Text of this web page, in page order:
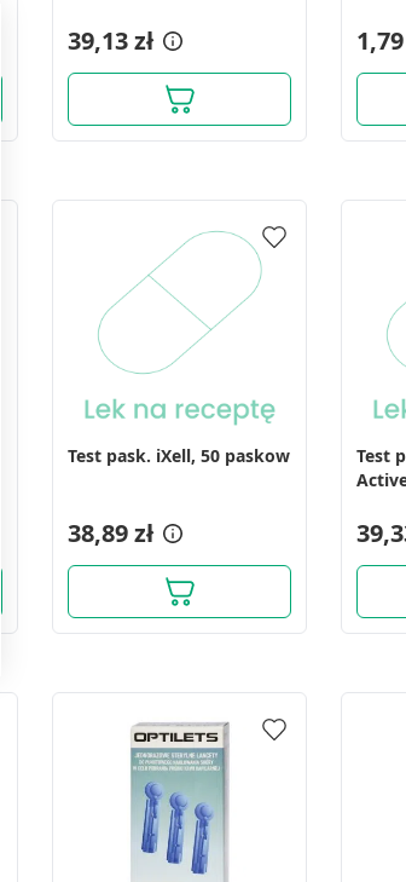
39,13 zł
Test pask. iXell, 50 paskow
38,89 zł
Test